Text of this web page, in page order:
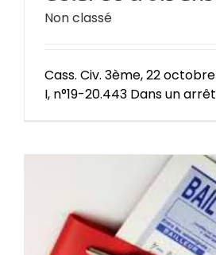
Non classé
Cass. Civ. 3ème, 22
I, n°19-20.443 Dans un